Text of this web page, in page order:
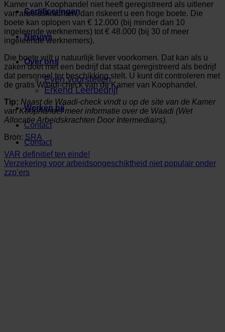
Certificeringen
Nieuws
Over ons
Even voorstellen
Erkend Leerbedrijf
Werken bij
Contact
Contact
Kamer van Koophandel niet heeft geregistreerd als uitlener
van arbeidskrachten, dan riskeert u een hoge boete. Die
boete kan oplopen van € 12.000 (bij minder dan 10
ingeleende werknemers) tot € 48.000 (bij 30 of meer
ingeleende werknemers).
Die boete wilt u natuurlijk liever voorkomen. Dat kan als u
zaken doet met een bedrijf dat staat geregistreerd als bedrijf
dat personeel ter beschikking stelt. U kunt dit controleren met
de gratis Waadi-check van de Kamer van Koophandel.
Tip: Naast de Waadi-check vindt u op de site van de Kamer
van Koophandel meer informatie over de Waadi (Wet
Allocatie Arbeidskrachten Door Intermediairs).
Bron: SRA
VAR definitief ten einde!
Verzekering voor arbeidsongeschiktheid niet populair onder
zzp’ers